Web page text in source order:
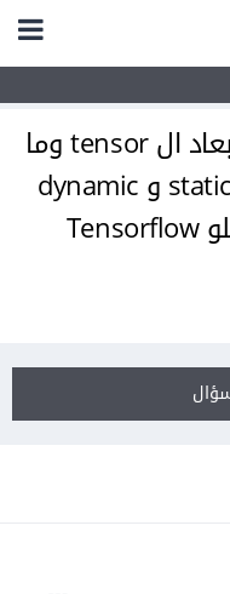
كيف نحصل على أبعاد ال tensor وما
الفرق بين static shape و dynamic